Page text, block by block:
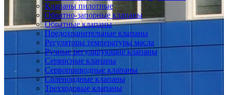
Клапаны пилотные
Обратно-запорные клапаны
Обратные клапаны
Предохранительные клапаны
Регуляторы температуры масла
Ручные регулирующие клапаны
Сервисные клапаны
Сервоприводные клапаны
Соленоидные клапаны
Трехходовые клапаны